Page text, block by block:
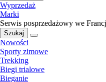
Wyprzedaż
Marki
Serwis posprzedażowy we
Szukaj
Nowości
Sporty zimowe
Trekking
Biegi trialowe
Bieganie